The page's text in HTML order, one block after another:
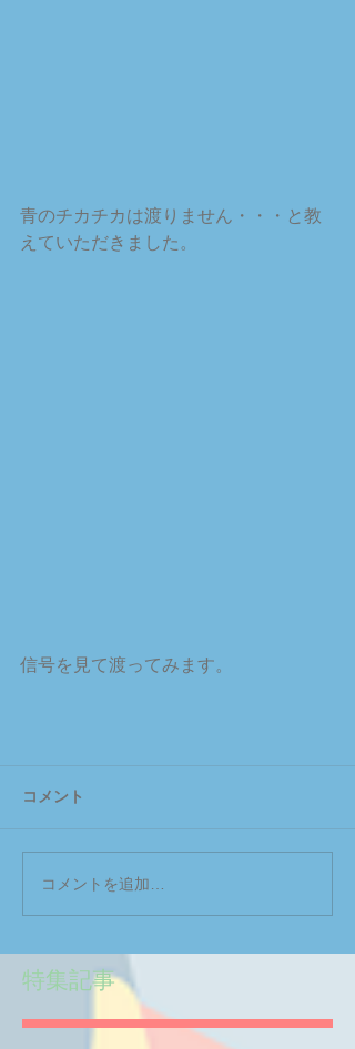
青のチカチカは渡りません・・・と教
えていただきました。
信号を見て渡ってみます。
コメント
コメントを追加…
特集記事